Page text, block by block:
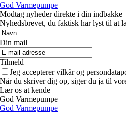
God Varmepumpe
Modtag nyheder direkte i din indbakke
Nyhedsbrevet, du faktisk har lyst til at
Din mail
Tilmeld
Jeg accepterer vilkår og
Når du skriver dig op, siger du ja til
Lær os at kende
God Varmepumpe
God Varmepumpe